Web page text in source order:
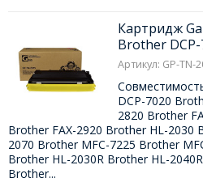
Картридж
Brother DCP-
Артикул: GP-TN-
DCP-7020
2820 Brother
Brother FAX-2920 Brother HL-2030
2070 Brother MFC-7225 Brother
Brother HL-2030R Brother HL-
Brother...